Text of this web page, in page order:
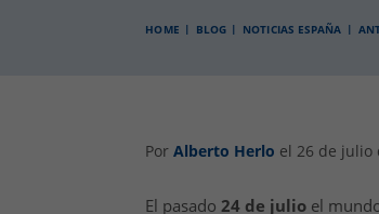
HOME BLOG NOTICIAS ESPAÑA
PorAlberto Herlo el 26 de julio
El pasado24 de julio el